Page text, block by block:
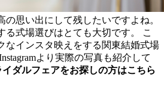
の思い出にして残したいですよね。
る式場選びはとても大切です。 こ
なインスタ映えをする関東結婚式場
より実際の写真も紹介して
イダルフェアをお探しの方はこちら